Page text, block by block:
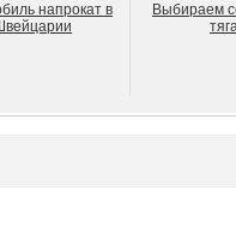
напрокат в
Выбираем